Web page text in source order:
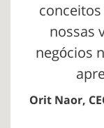
nossas
negócios
Orit Naor,